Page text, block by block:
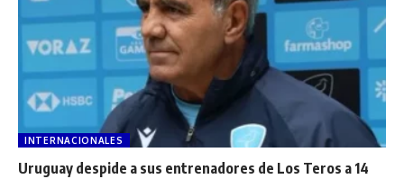
INTERNACIONALES
Uruguay despide a sus entrenadores de Los Teros a 14